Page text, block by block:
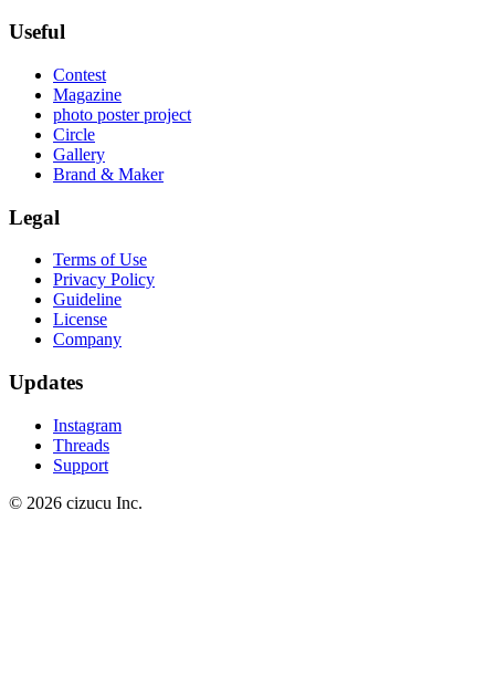
Useful
Contest
Magazine
photo poster project
Circle
Gallery
Brand & Maker
Legal
Terms of Use
Privacy Policy
Guideline
License
Company
Updates
Instagram
Threads
Support
© 2026 cizucu Inc.